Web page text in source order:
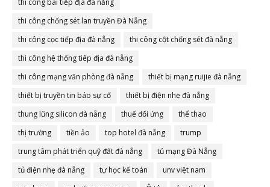
thi công bãi tiếp địa đà nẵng
thi công chống sét lan truyền Đà Nẵng
thi công cọc tiếp địa đà nẵng
thi công cột chống sét đà nẵng
thi công hệ thống tiếp địa đà nẵng
thi công mạng văn phòng đà nẵng
thiết bị mạng ruijie đà nẵng
thiết bị truyền tin báo sự cố
thiết bị điện nhẹ đà nẵng
thung lũng silicon đà nẵng
thuế đối ứng
thể thao
thị trường
tiền ảo top hotel đà nẵng
trump
trung tâm phát triển quỹ đất đà nẵng
tủ mạng Đà Nẵng
tủ điện nhẹ đà nẵng
tự học kế toán
unv việt nam